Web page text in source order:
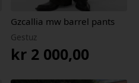
Gzcallia mw barrel pants
Gestuz
kr2 000,00